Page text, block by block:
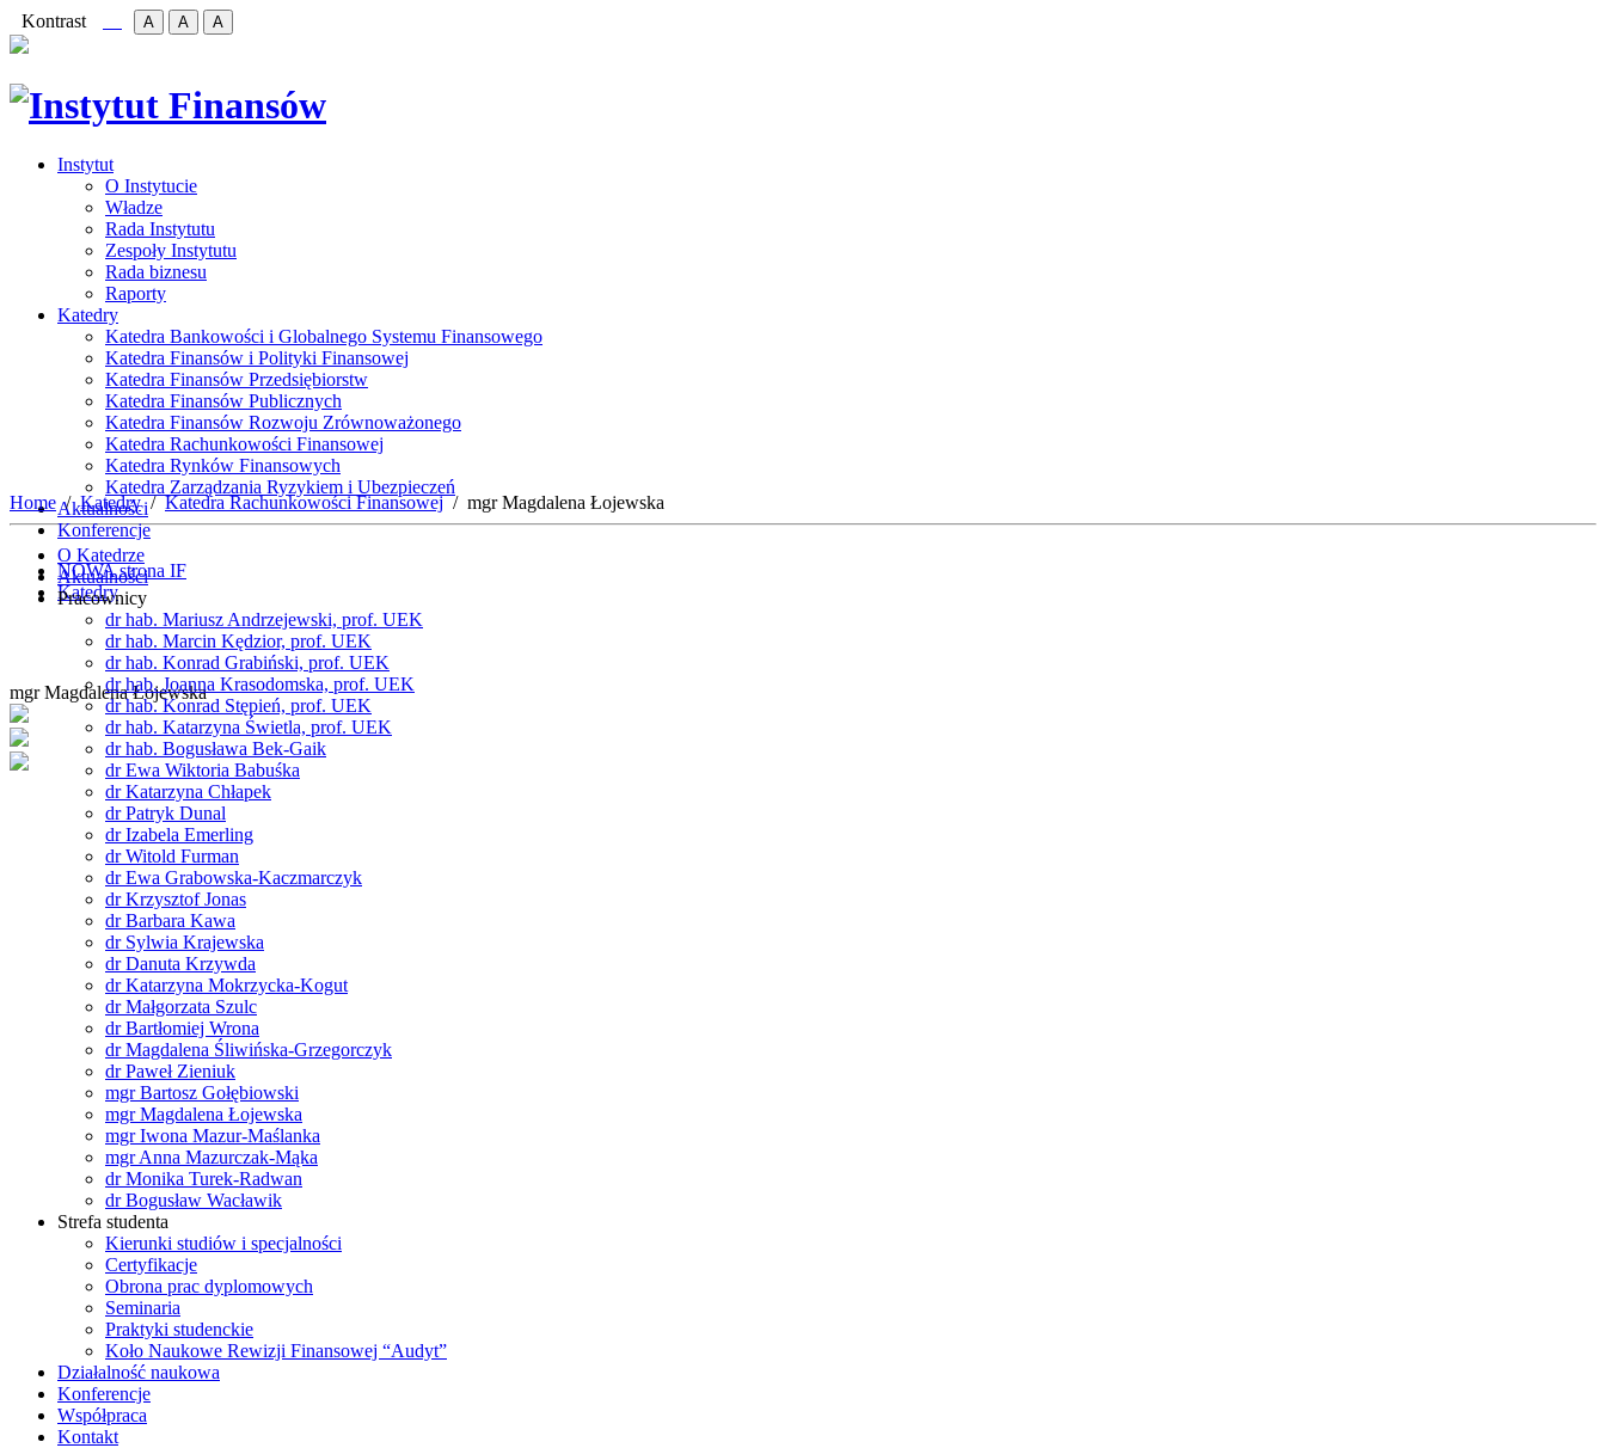
Kontrast A A A
Instytut
O Instytucie
Władze
Rada Instytutu
Zespoły Instytutu
Rada biznesu
Raporty
Katedry
Katedra Bankowości i Globalnego Systemu Finansowego
Katedra Finansów i Polityki Finansowej
Katedra Finansów Przedsiębiorstw
Katedra Finansów Publicznych
Katedra Finansów Rozwoju Zrównoważonego
Katedra Rachunkowości Finansowej
Katedra Rynków Finansowych
Katedra Zarządzania Ryzykiem i Ubezpieczeń
Aktualności
Konferencje
NOWA strona IF
Katedry
mgr Magdalena Łojewska
Home Katedry Katedra Rachunkowości Finansowej mgr Magdalena Łojewska
O Katedrze
Aktualności
Pracownicy
dr hab. Mariusz Andrzejewski, prof. UEK
dr hab. Marcin Kędzior, prof. UEK
dr hab. Konrad Grabiński, prof. UEK
dr hab. Joanna Krasodomska, prof. UEK
dr hab. Konrad Stępień, prof. UEK
dr hab. Katarzyna Świetla, prof. UEK
dr hab. Bogusława Bek-Gaik
dr Ewa Wiktoria Babuśka
dr Katarzyna Chłapek
dr Patryk Dunal
dr Izabela Emerling
dr Witold Furman
dr Ewa Grabowska-Kaczmarczyk
dr Krzysztof Jonas
dr Barbara Kawa
dr Sylwia Krajewska
dr Danuta Krzywda
dr Katarzyna Mokrzycka-Kogut
dr Małgorzata Szulc
dr Bartłomiej Wrona
dr Magdalena Śliwińska-Grzegorczyk
dr Paweł Zieniuk
mgr Bartosz Gołębiowski
mgr Magdalena Łojewska
mgr Iwona Mazur-Maślanka
mgr Anna Mazurczak-Mąka
dr Monika Turek-Radwan
dr Bogusław Wacławik
Strefa studenta
Kierunki studiów i specjalności
Certyfikacje
Obrona prac dyplomowych
Seminaria
Praktyki studenckie
Koło Naukowe Rewizji Finansowej “Audyt”
Działalność naukowa
Konferencje
Współpraca
Kontakt